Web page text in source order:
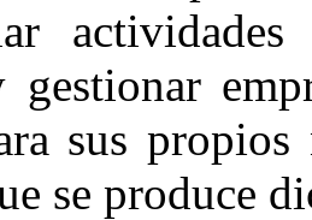
sus
se produce